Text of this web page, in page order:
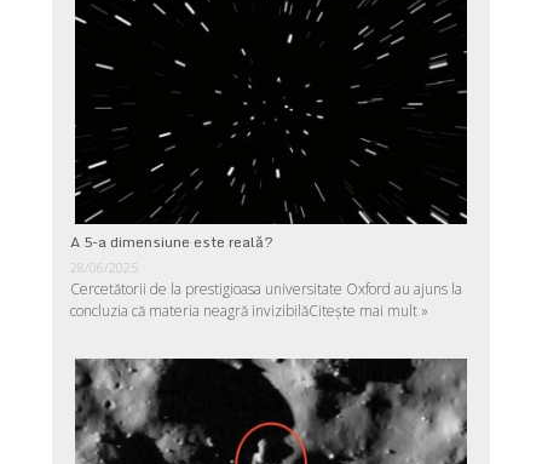
A 5-a dimensiune este reală?
28/06/2025
Cercetătorii de la prestigioasa universitate Oxford au ajuns la
concluzia că materia neagră invizibilăCitește mai mult »